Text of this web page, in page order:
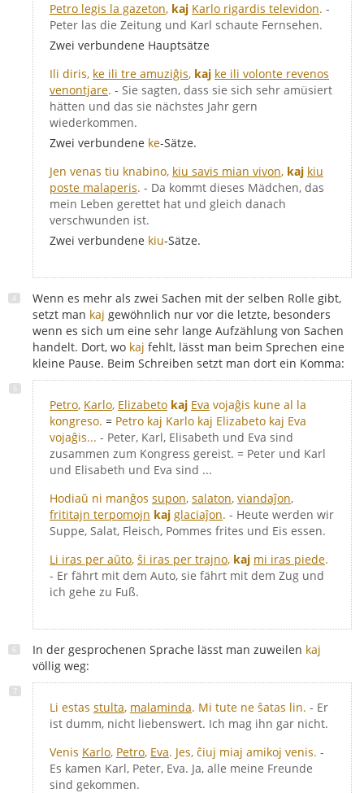
Petro legis la gazeton, kaj Karlo rigardis televidon. -
Peter las die Zeitung und Karl schaute Fernsehen.
Zwei verbundene Hauptsätze
Ili diris, ke ili tre amuziĝis, kaj ke ili volonte revenos
venontjare. - Sie sagten, dass sie sich sehr amüsiert
hätten und das sie nächstes Jahr gern
wiederkommen.
Zwei verbundene ke-Sätze.
Jen venas tiu knabino, kiu savis mian vivon, kaj kiu
poste malaperis. - Da kommt dieses Mädchen, das
mein Leben gerettet hat und gleich danach
verschwunden ist.
Zwei verbundene kiu-Sätze.
Wenn es mehr als zwei Sachen mit der selben Rolle gibt,
setzt man kaj gewöhnlich nur vor die letzte, besonders
wenn es sich um eine sehr lange Aufzählung von Sachen
handelt. Dort, wo kaj fehlt, lässt man beim Sprechen eine
kleine Pause. Beim Schreiben setzt man dort ein Komma:
Petro, Karlo, Elizabeto kaj Eva vojaĝis kune al la
kongreso. = Petro kaj Karlo kaj Elizabeto kaj Eva
vojaĝis... - Peter, Karl, Elisabeth und Eva sind
zusammen zum Kongress gereist. = Peter und Karl
und Elisabeth und Eva sind ...
Hodiaŭ ni manĝos supon, salaton, viandaĵon,
frititajn terpomojn kaj glaciaĵon. - Heute werden wir
Suppe, Salat, Fleisch, Pommes frites und Eis essen.
Li iras per aŭto, ŝi iras per trajno, kaj mi iras piede.
- Er fährt mit dem Auto, sie fährt mit dem Zug und
ich gehe zu Fuß.
In der gesprochenen Sprache lässt man zuweilen kaj
völlig weg:
Li estas stulta, malaminda. Mi tute ne ŝatas lin. - Er
ist dumm, nicht liebenswert. Ich mag ihn gar nicht.
Venis Karlo, Petro, Eva. Jes, ĉiuj miaj amikoj venis. -
Es kamen Karl, Peter, Eva. Ja, alle meine Freunde
sind gekommen.